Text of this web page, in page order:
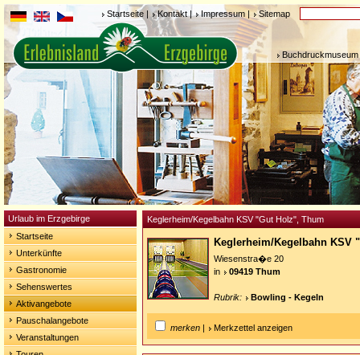
Startseite | Kontakt | Impressum | Sitemap
Urlaub im Erzgebirge
Startseite
Unterkünfte
Gastronomie
Sehenswertes
Aktivangebote
Pauschalangebote
Veranstaltungen
Keglerheim/Kegelbahn KSV "Gut Holz", Thum
Keglerheim/Kegelbahn KSV
Wiesenstra�e 20
in
09419 Thum
Rubrik: Bowling - Kegeln
merken | Merkzettel anzeigen